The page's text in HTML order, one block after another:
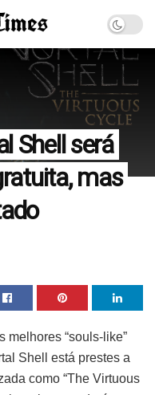
Shell será
mas
melhores “souls-like”
Shell está prestes a
como “The Virtuous